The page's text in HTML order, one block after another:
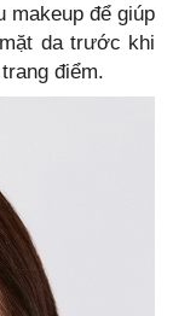
để giúp
da trước khi
điểm.